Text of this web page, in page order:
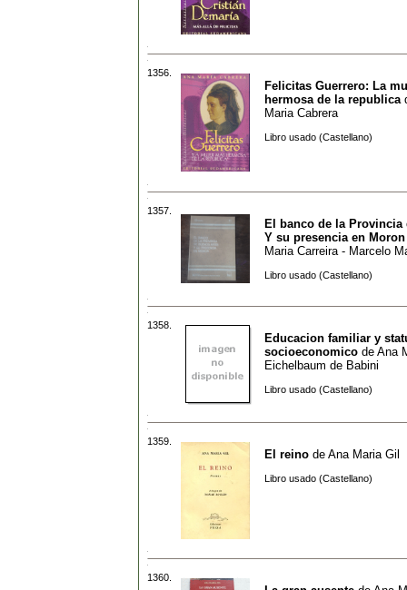
1356.
Felicitas Guerrero: La
hermosa de la republica
Maria Cabrera
Libro usado (Castellano)
1357.
El banco de la Provincia
Y su presencia en Moron
Maria Carreira - Marcelo
Libro usado (Castellano)
1358.
Educacion familiar y
socioeconomico de Ana
Eichelbaum de Babini
Libro usado (Castellano)
1359.
El reino de Ana Maria Gil
Libro usado (Castellano)
1360.